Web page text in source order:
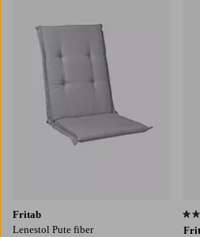
Fritab
Lenestol Pute fiber
5,0